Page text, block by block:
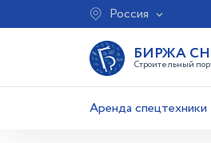
Россия
БИРЖА
Строительный
Аренда спецтехники